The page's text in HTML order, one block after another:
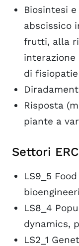
Biosintesi
abscissico
frutti, alla
interazione
di
Risposta
piante a
Settori ERC
LS9_5
LS8_4
dynamics,
LS2_1